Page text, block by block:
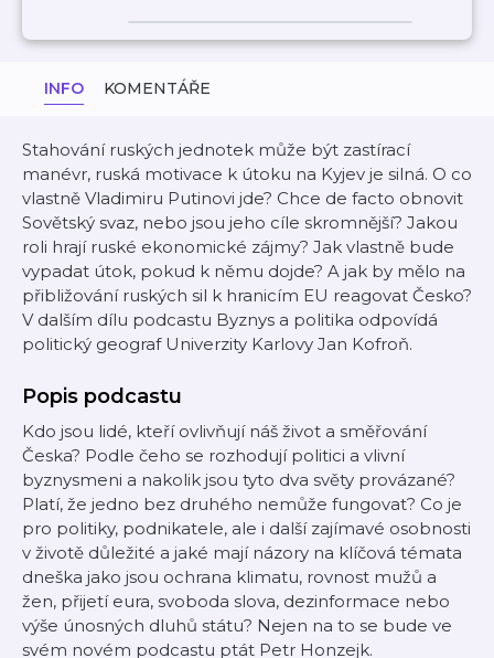
INFO KOMENTÁŘE
Stahování ruských jednotek může být zastírací
manévr, ruská motivace k útoku na Kyjev je silná. O co
vlastně Vladimiru Putinovi jde? Chce de facto obnovit
Sovětský svaz, nebo jsou jeho cíle skromnější? Jakou
roli hrají ruské ekonomické zájmy? Jak vlastně bude
vypadat útok, pokud k němu dojde? A jak by mělo na
přibližování ruských sil k hranicím EU reagovat Česko?
V dalším dílu podcastu Byznys a politika odpovídá
politický geograf Univerzity Karlovy Jan Kofroň.
Popis podcastu
Kdo jsou lidé, kteří ovlivňují náš život a směřování
Česka? Podle čeho se rozhodují politici a vlivní
byznysmeni a nakolik jsou tyto dva světy provázané?
Platí, že jedno bez druhého nemůže fungovat? Co je
pro politiky, podnikatele, ale i další zajímavé osobnosti
v životě důležité a jaké mají názory na klíčová témata
dneška jako jsou ochrana klimatu, rovnost mužů a
žen, přijetí eura, svoboda slova, dezinformace nebo
výše únosných dluhů státu? Nejen na to se bude ve
svém novém podcastu ptát Petr Honzejk.